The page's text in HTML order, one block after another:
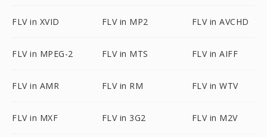
FLV in XVID FLV in MP2 FLV in AVCHD
FLV in MPEG-2 FLV in MTS FLV in AIFF
FLV in AMR FLV in RM FLV in WTV
FLV in MXF FLV in 3G2 FLV in M2V